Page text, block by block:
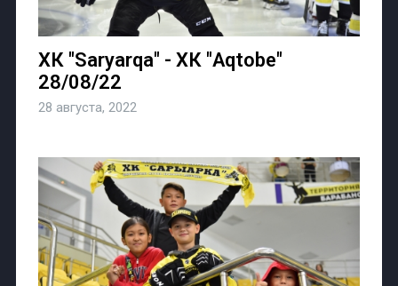
ХК "Saryarqa" - ХК "Aqtobe"
28/08/22
28 августа, 2022